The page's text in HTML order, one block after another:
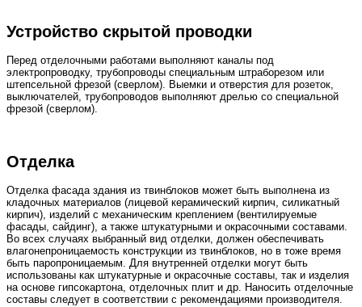
Устройство скрытой проводки
Перед отделочными работами выполняют каналы под
электропроводку, трубопроводы специальным штраборезом или
штепсельной фрезой (сверлом). Выемки и отверстия для розеток,
выключателей, трубопроводов выполняют дрелью со специальной
фрезой (сверлом).
Отделка
Отделка фасада здания из твинблоков может быть выполнена из
кладочных материалов (лицевой керамический кирпич, силикатный
кирпич), изделий с механическим креплением (вентилируемые
фасады, сайдинг), а также штукатурными и окрасочными составами.
Во всех случаях выбранный вид отделки, должен обеспечивать
влагонепроницаемость конструкции из твинблоков, но в тоже время
быть паропроницаемым. Для внутренней отделки могут быть
использованы как штукатурные и окрасочные составы, так и изделия
на основе гипсокартона, отделочных плит и др. Наносить отделочные
составы следует в соответствии с рекомендациями производителя.